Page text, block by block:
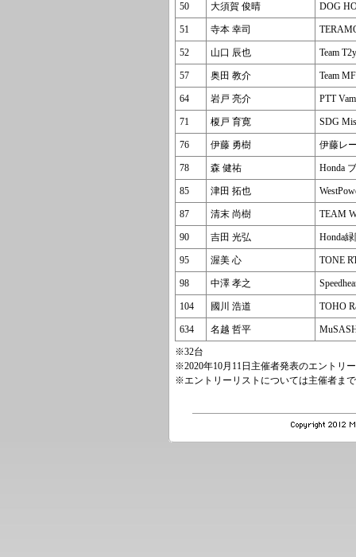
50 大須賀 俊晴 DOG
51 寺本 幸司
52 山口 辰也 Team
57 奥田 教介 Team
64 岩戸 亮介 PTT
71 榎戸 育寛 SDG
76 伊藤 勇樹 伊藤レ
78 森 健祐 Honda
85 津田 拓也
87 清末 尚樹 TEAM
90 吉田 光弘 Honda
95 渥美 心 TONE
98 中澤 孝之
104 國川 浩道 TOHO
634 名越 哲平
※32台
※2020年10月11日主催者発表のエントリ
※エントリーリストについては主催者ま